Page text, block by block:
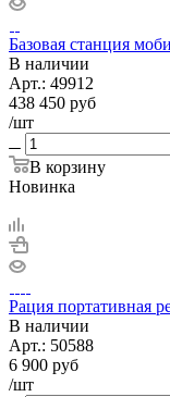
Базовая станция
В наличии
Арт.: 49912
438 450 руб
/шт
В корзину
Новинка
Рация портативная
В наличии
Арт.: 50588
6 900 руб
/шт